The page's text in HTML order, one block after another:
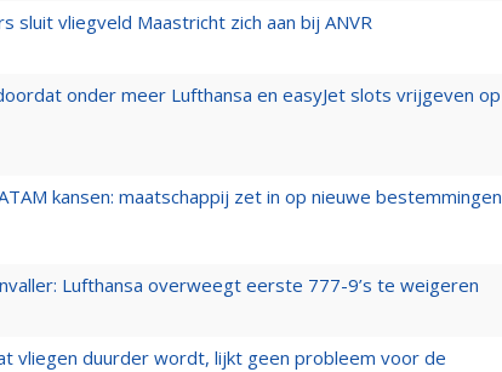
sluit vliegveld Maastricht zich aan bij ANVR
onder meer Lufthansa en easyJet slots vrijgeven op
kansen: maatschappij zet in op nieuwe bestemmingen
Lufthansa overweegt eerste 777-9’s te weigeren
vliegen duurder wordt, lijkt geen probleem voor de